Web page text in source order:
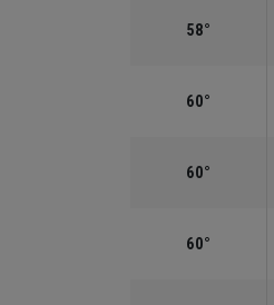
58°
60°
60°
60°